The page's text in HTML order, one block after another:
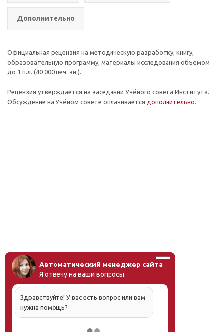
Дополнительно
Официальная рецензия на методическую разработку, книгу,
образовательную программу, материалы исследования объёмом
до 1 п.л. (40 000 печ. зн.).
Рецензия утверждается на заседании Учёного совета Института.
Обсуждение на Учёном совете оплачивается дополнительно.
Автоматический менеджер сайта
Я отвечу на ваши вопросы.
Здравствуйте! У вас есть вопрос или вам
нужна помощь?